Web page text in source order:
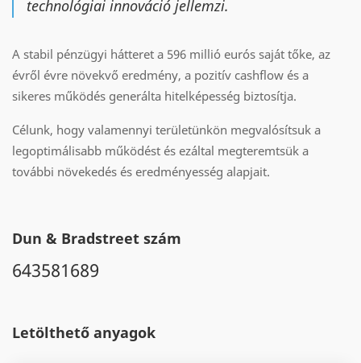
technológiai innováció jellemzi.
A stabil pénzügyi hátteret a 596 millió eurós saját tőke, az
évről évre növekvő eredmény, a pozitív cashflow és a
sikeres működés generálta hitelképesség biztosítja.
Célunk, hogy valamennyi területünkön megvalósítsuk a
legoptimálisabb működést és ezáltal megteremtsük a
további növekedés és eredményesség alapjait.
Dun & Bradstreet szám
643581689
Letölthető anyagok